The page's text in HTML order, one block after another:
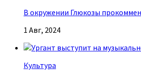
В окружении Глюкозы
1 Авг, 2024
Культура